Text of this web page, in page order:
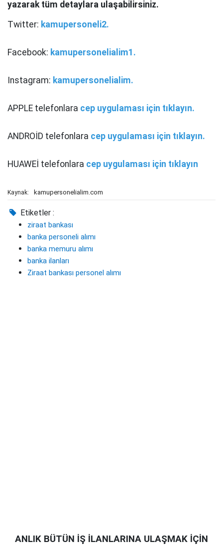
yazarak tüm detaylara ulaşabilirsiniz.
Twitter: kamupersoneli2.
Facebook: kamupersonelialim1.
Instagram: kamupersonelialim.
APPLE telefonlara cep uygulaması için tıklayın.
ANDROİD telefonlara cep uygulaması için tıklayın.
HUAWEİ telefonlara cep uygulaması için tıklayın
Kaynak: kamupersonelialim.com
Etiketler :
ziraat bankası
banka personeli alımı
banka memuru alımı
banka ilanları
Ziraat bankası personel alımı
ANLIK BÜTÜN İŞ İLANLARINA ULAŞMAK İÇİN